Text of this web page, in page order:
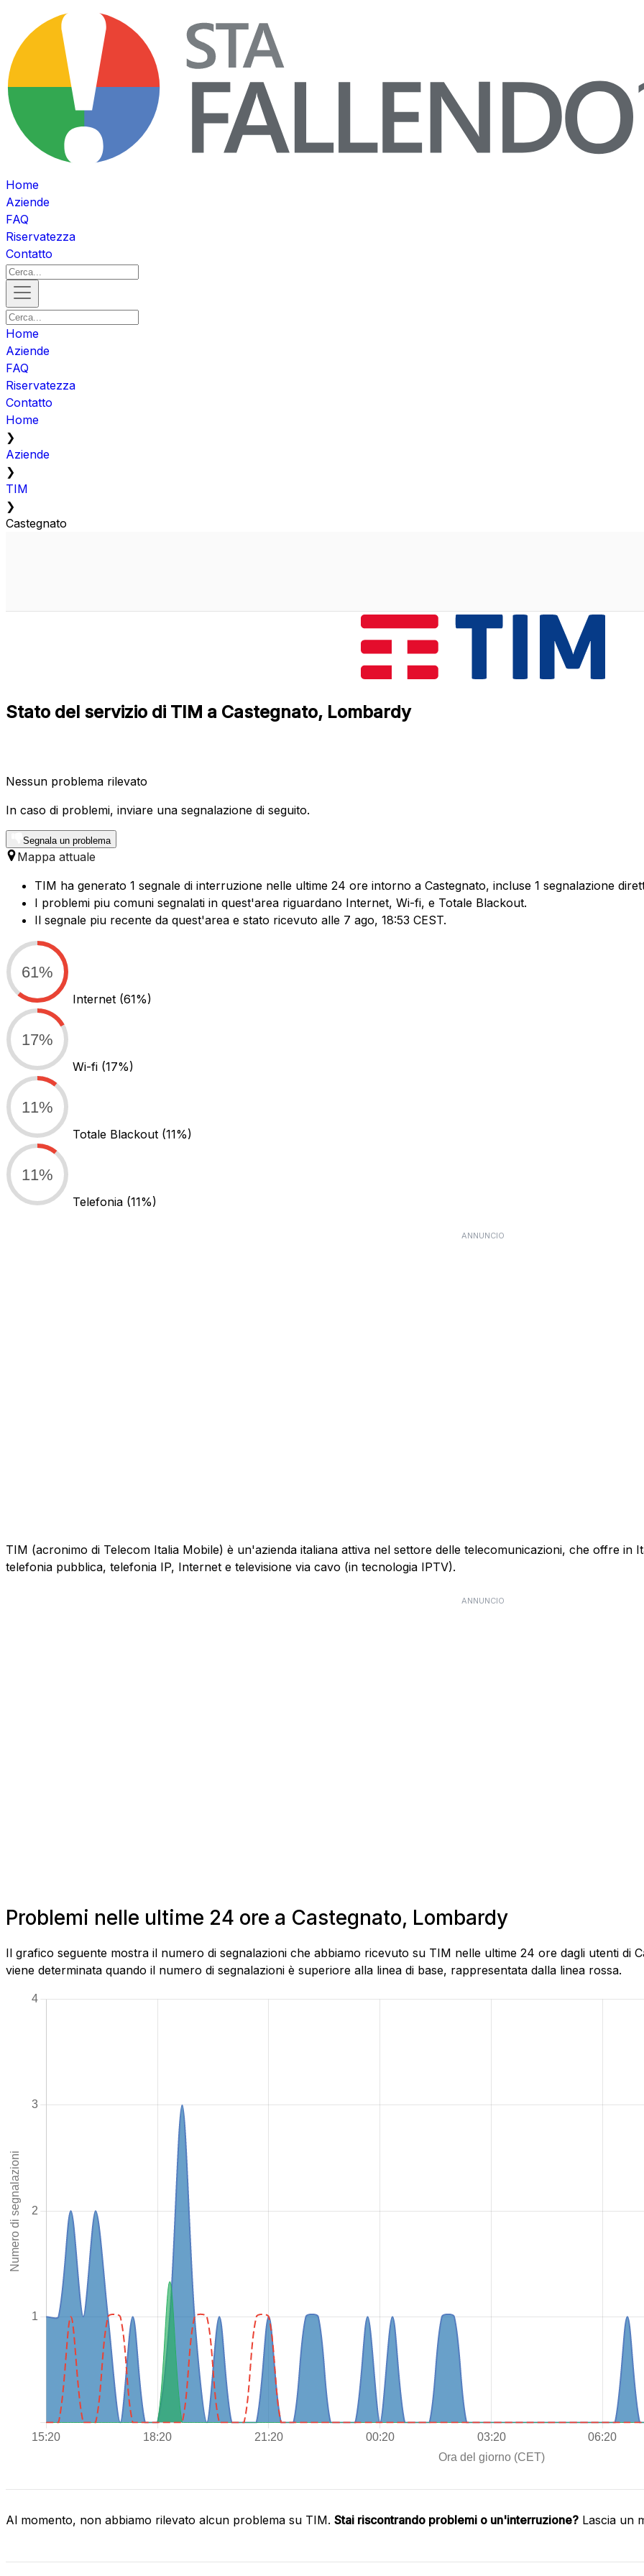
Home
Aziende
FAQ
Riservatezza
Contatto
Home
Aziende
FAQ
Riservatezza
Contatto
Home
❯
Aziende
❯
TIM
❯
Castegnato
Stato del servizio di TIM a Castegnato, Lombardy
Nessun problema rilevato
In caso di problemi, inviare una segnalazione di seguito.
Segnala un problema
Mappa attuale
TIM ha generato 1 segnale di interruzione nelle ultime 24 ore intorno a Castegnato, incluse 1 segnalazione
I problemi piu comuni segnalati in quest'area riguardano Internet, Wi-fi, e Totale Blackout.
Il segnale piu recente da quest'area e stato ricevuto alle 7 ago, 18:53 CEST.
61%
Internet (61%)
17%
Wi-fi (17%)
11%
Totale Blackout (11%)
11%
Telefonia (11%)
ANNUNCIO
TIM (acronimo di Telecom Italia Mobile) è un'azienda italiana attiva nel settore delle telecomunicazioni, che offre in
telefonia pubblica, telefonia IP, Internet e televisione via cavo (in tecnologia IPTV).
ANNUNCIO
Problemi nelle ultime 24 ore a Castegnato, Lombardy
Il grafico seguente mostra il numero di segnalazioni che abbiamo ricevuto su TIM nelle ultime 24 ore dagli utenti di
viene determinata quando il numero di segnalazioni è superiore alla linea di base, rappresentata dalla linea rossa.
Al momento, non abbiamo rilevato alcun problema su TIM. Stai riscontrando problemi o un'interruzione? Lascia un